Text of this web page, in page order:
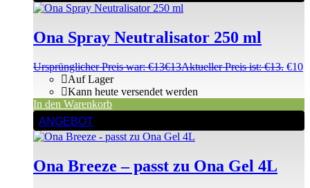
Ona Spray Neutralisator 250 ml
Ursprünglicher Preis war: €13€13Aktueller Preis ist: €13. €10
Auf Lager
Kann heute versendet werden
In den Warenkorb
ANGEBOT
Ona Breeze – passt zu Ona Gel 4L